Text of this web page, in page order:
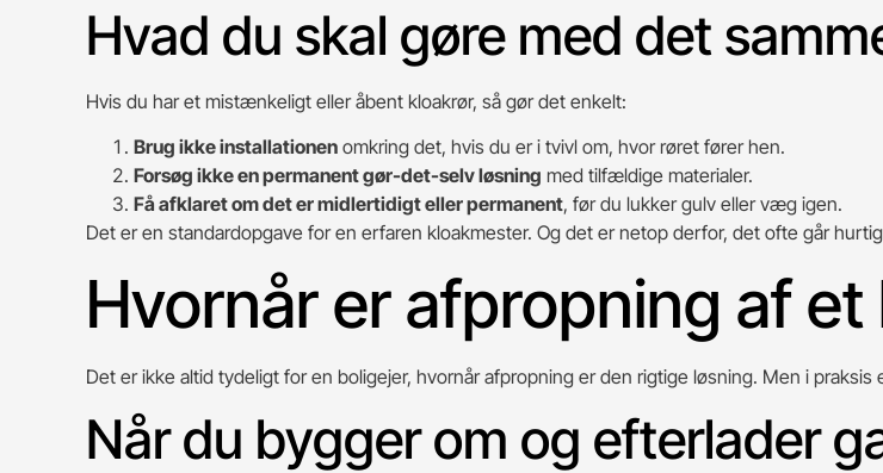
Hvad du skal gøre med det
Hvis du har et mistænkeligt eller åbent kloakrør, så gør det enkelt:
Brug ikke installationen omkring det, hvis du er i tvivl om, hvor røret fører hen.
Forsøg ikke en permanent gør-det-selv løsning med tilfældige materialer.
Få afklaret om det er midlertidigt eller permanent, før du lukker gulv eller væg igen.
Det er en standardopgave for en erfaren kloakmester. Og det er netop derfor, det ofte går
Hvornår er afpropning af
Det er ikke altid tydeligt for en boligejer, hvornår afpropning er den rigtige løsning. Men i
Når du bygger om og efterlader